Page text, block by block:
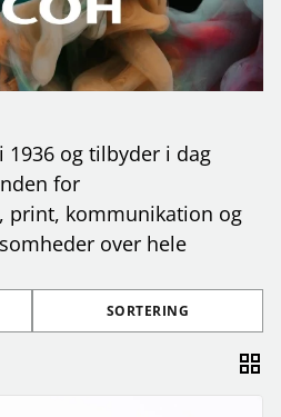
1936 og tilbyder i dag
for
print, kommunikation og
over hele
SORTERING